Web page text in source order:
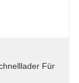
Für